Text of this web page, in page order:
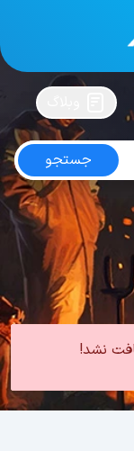
!
جستجو
4.8 از5| از100 کاربر
زمینی
نشد!